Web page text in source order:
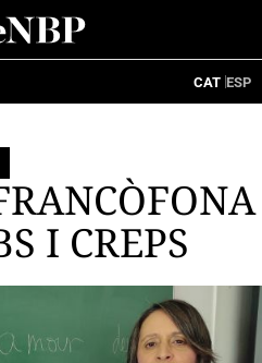
CAT ESP
I CREPS